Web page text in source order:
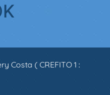
Costa ( CREFITO 1 :